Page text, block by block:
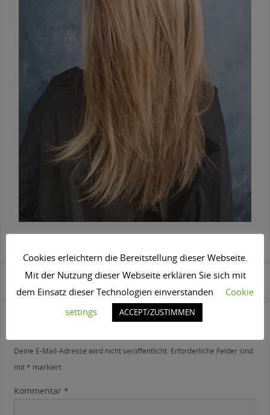
bildschön beilngries bildschön beilngries
Schreibe einen Kommentar
Deine E-Mail-Adresse wird nicht veröffentlicht. Erforderliche Felder sind
mit* markiert
Kommentar *
Cookies erleichtern die Bereitstellung dieser Webseite.
Mit der Nutzung dieser Webseite erklären Sie sich mit
dem Einsatz dieser Technologien einverstanden
Cookie
settings
ACCEPT/ZUSTIMMEN